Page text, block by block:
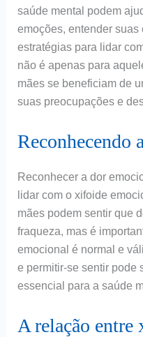
saúde mental podem
emoções, entender
estratégias para lidar
não é apenas para
mães se beneficiam de
suas preocupações e
Reconhecendo
Reconhecer a dor
lidar com o xifoide
mães podem sentir que
fraqueza, mas é
emocional é normal e
e permitir-se sentir pode
essencial para a saúde
A relação